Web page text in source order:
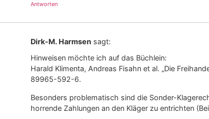
Antworten
Dirk-M. Harmsen sagt:
Hinweisen möchte ich auf das Büchlein:
Harald Klimenta, Andreas Fisahn et al. „Die
89965-592-6.
Besonders problematisch sind die Sonder-
horrende Zahlungen an den Kläger zu entrichten